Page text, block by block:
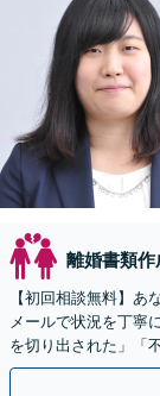
離婚書類作
【初回相談無料】あ
メールで状況を丁寧
を切り出された」「
【リーズナブルな料